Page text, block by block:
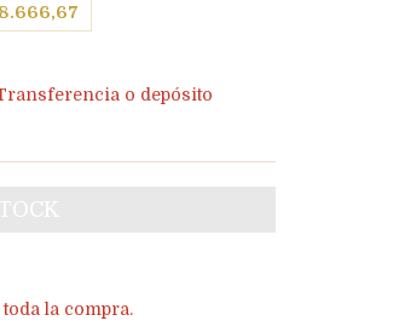
o depósito
la compra.